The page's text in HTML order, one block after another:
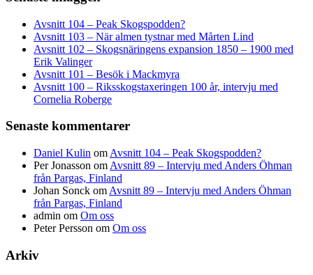
Avsnitt 104 – Peak Skogspodden?
Avsnitt 103 – När almen tystnar med Mårten Lind
Avsnitt 102 – Skogsnäringens expansion 1850 – 1900 med
Erik Valinger
Avsnitt 101 – Besök i Mackmyra
Avsnitt 100 – Riksskogstaxeringen 100 år, intervju med
Cornelia Roberge
Senaste kommentarer
Daniel Kulin om Avsnitt 104 – Peak Skogspodden?
Per Jonasson om Avsnitt 89 – Intervju med Anders Öhman
från Pargas, Finland
Johan Sonck om Avsnitt 89 – Intervju med Anders Öhman
från Pargas, Finland
admin om Om oss
Peter Persson om Om oss
Arkiv